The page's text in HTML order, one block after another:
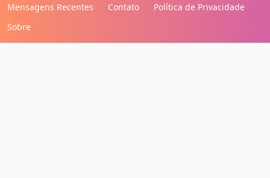
Mensagens Recentes
Contato
Política de Privacidade
Sobre